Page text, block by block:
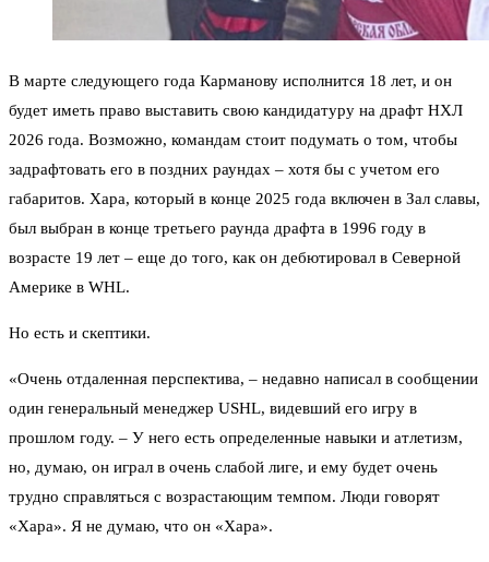
В марте следующего года Карманову исполнится 18 лет, и он
будет иметь право выставить свою кандидатуру на драфт НХЛ
2026 года. Возможно, командам стоит подумать о том, чтобы
задрафтовать его в поздних раундах – хотя бы с учетом его
габаритов. Хара, который в конце 2025 года включен в Зал славы,
был выбран в конце третьего раунда драфта в 1996 году в
возрасте 19 лет – еще до того, как он дебютировал в Северной
Америке в WHL.
Но есть и скептики.
«Очень отдаленная перспектива, – недавно написал в сообщении
один генеральный менеджер USHL, видевший его игру в
прошлом году. – У него есть определенные навыки и атлетизм,
но, думаю, он играл в очень слабой лиге, и ему будет очень
трудно справляться с возрастающим темпом. Люди говорят
«Хара». Я не думаю, что он «Хара».